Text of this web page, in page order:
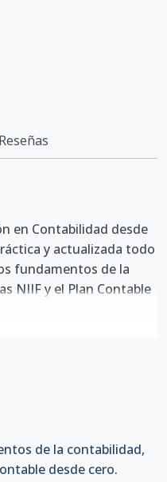
Reseñas
en Contabilidad desde
y actualizada todo
fundamentos de la
NIIF y el Plan Contable
de libros y registros
y presentación de
de ratios y la
una mejor toma de
de la contabilidad,
desde cero.